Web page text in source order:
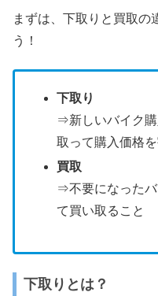
まずは、下取りと買取の
う！
下取り
⇒新しいバイク
取って購入価格
買取
⇒不要になった
て買い取ること
下取りとは？